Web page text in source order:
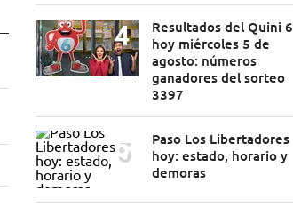
Resultados del Quini 6
hoy miércoles 5 de
agosto: números
ganadores del sorteo
3397
Paso Los Libertadores
hoy: estado, horario y
demoras